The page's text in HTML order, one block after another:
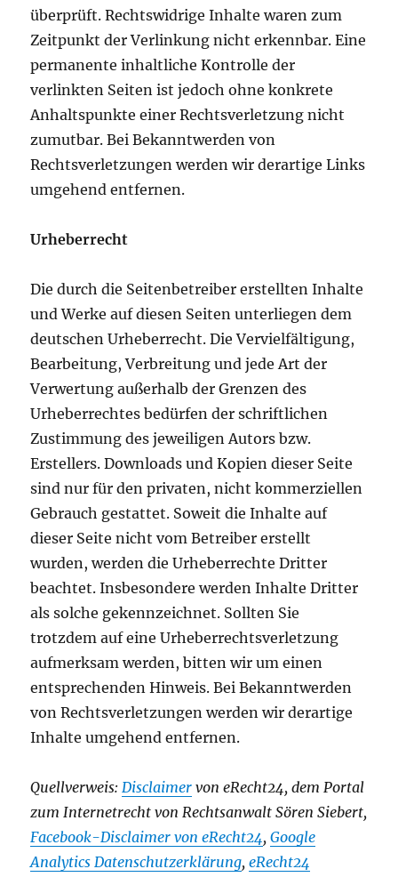
überprüft. Rechtswidrige Inhalte waren zum
Zeitpunkt der Verlinkung nicht erkennbar. Eine
permanente inhaltliche Kontrolle der
verlinkten Seiten ist jedoch ohne konkrete
Anhaltspunkte einer Rechtsverletzung nicht
zumutbar. Bei Bekanntwerden von
Rechtsverletzungen werden wir derartige Links
umgehend entfernen.
Urheberrecht
Die durch die Seitenbetreiber erstellten Inhalte
und Werke auf diesen Seiten unterliegen dem
deutschen Urheberrecht. Die Vervielfältigung,
Bearbeitung, Verbreitung und jede Art der
Verwertung außerhalb der Grenzen des
Urheberrechtes bedürfen der schriftlichen
Zustimmung des jeweiligen Autors bzw.
Erstellers. Downloads und Kopien dieser Seite
sind nur für den privaten, nicht kommerziellen
Gebrauch gestattet. Soweit die Inhalte auf
dieser Seite nicht vom Betreiber erstellt
wurden, werden die Urheberrechte Dritter
beachtet. Insbesondere werden Inhalte Dritter
als solche gekennzeichnet. Sollten Sie
trotzdem auf eine Urheberrechtsverletzung
aufmerksam werden, bitten wir um einen
entsprechenden Hinweis. Bei Bekanntwerden
von Rechtsverletzungen werden wir derartige
Inhalte umgehend entfernen.
Quellverweis:Disclaimer von eRecht24, dem Portal
zum Internetrecht von Rechtsanwalt Sören Siebert,
Facebook-Disclaimer von eRecht24,Google
Analytics Datenschutzerklärung,eRecht24